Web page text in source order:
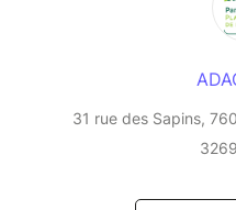
31 rue des Sapins,